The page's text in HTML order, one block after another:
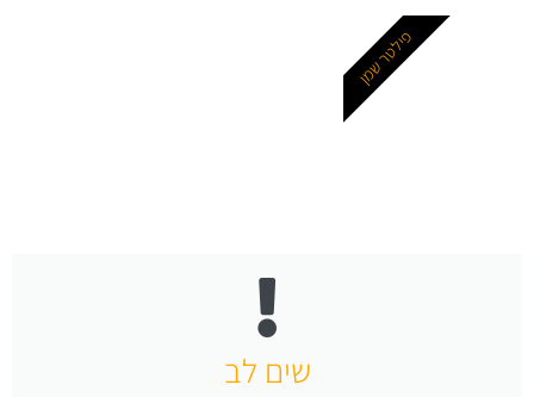
שים לב
פילטר שמן